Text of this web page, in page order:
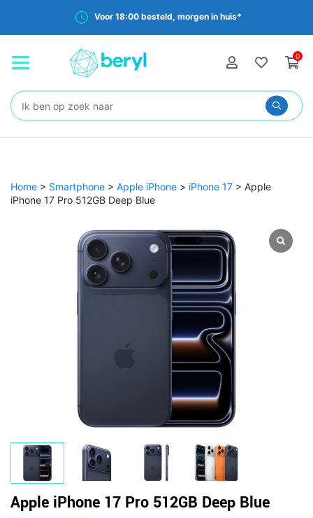
Voor 18:00 besteld, morgen in huis*
0
Zoeken:
Home > Smartphone > Apple iPhone > iPhone 17 > Apple
iPhone 17 Pro 512GB Deep Blue
Apple iPhone 17 Pro 512GB Deep Blue